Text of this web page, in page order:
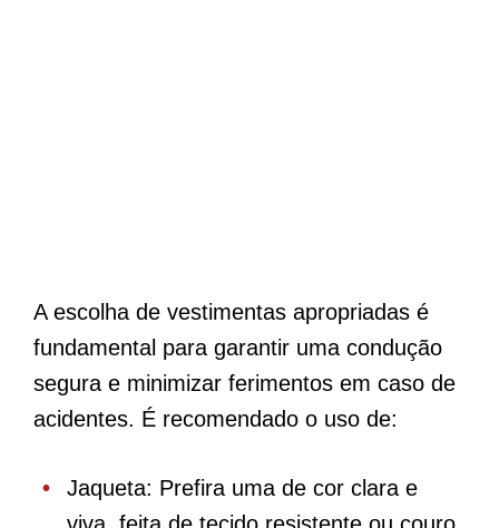
A escolha de vestimentas apropriadas é
fundamental para garantir uma condução
segura e minimizar ferimentos em caso de
acidentes. É recomendado o uso de:
Jaqueta: Prefira uma de cor clara e